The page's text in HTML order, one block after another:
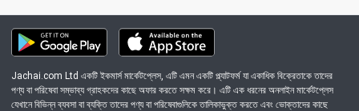
Jachai.com Ltd একটি ইকমার্স মার্কেটপ্লেস, এটি এমন একটি প্ল্যাটফর্ম যা একাধিক বিক্রেতাকে তাদের
পণ্য বা পরিষেবা সম্ভাব্য গ্রাহকদের কাছে অফার করতে সক্ষম করে। এটি এক ধরনের অনলাইন মার্কেটপ্লেস
যেখানে বিভিন্ন ব্যবসা বা ব্যক্তি তাদের পণ্য বা পরিষেবাগুলিকে তালিকাভুক্ত করতে এবং ভোক্তাদের কাছে